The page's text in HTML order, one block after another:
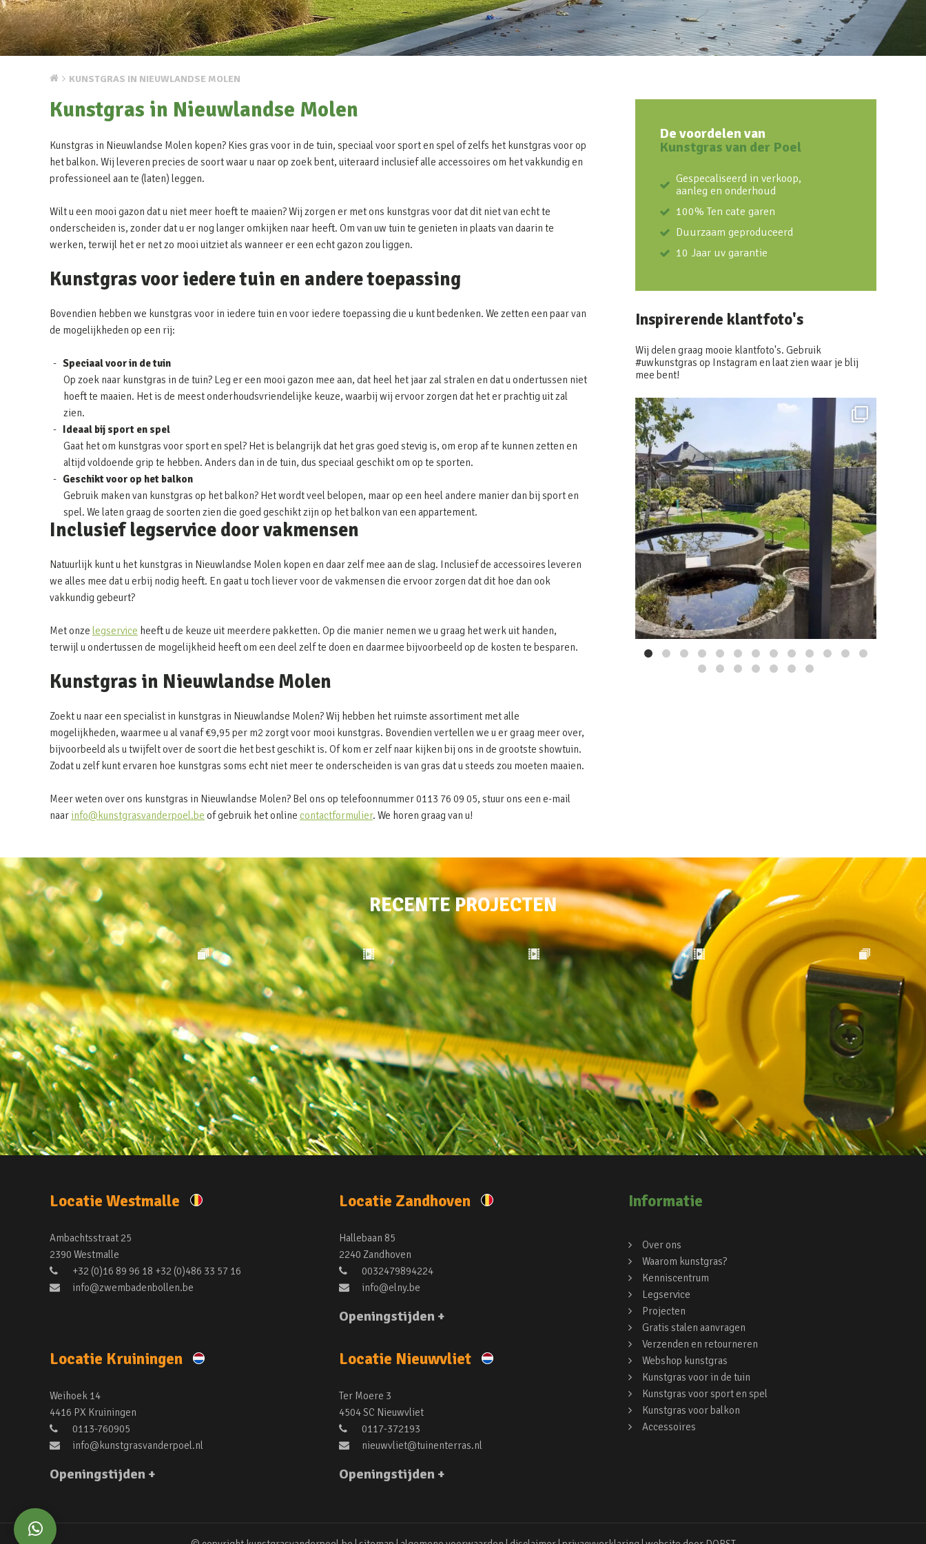
KUNSTGRAS IN NIEUWLANDSE MOLEN
Kunstgras in Nieuwlandse Molen
Kunstgras in Nieuwlandse Molen kopen? Kies gras voor in de tuin, speciaal voor sport en spel of zelfs het kunstgras voor op
het balkon. Wij leveren precies de soort waar u naar op zoek bent, uiteraard inclusief alle accessoires om het vakkundig en
professioneel aan te (laten) leggen.
Wilt u een mooi gazon dat u niet meer hoeft te maaien? Wij zorgen er met ons kunstgras voor dat dit niet van echt te
onderscheiden is, zonder dat u er nog langer omkijken naar heeft. Om van uw tuin te genieten in plaats van daarin te
werken, terwijl het er net zo mooi uitziet als wanneer er een echt gazon zou liggen.
Kunstgras voor iedere tuin en andere toepassing
Bovendien hebben we kunstgras voor in iedere tuin en voor iedere toepassing die u kunt bedenken. We zetten een paar van
de mogelijkheden op een rij:
Speciaal voor in de tuin
Op zoek naar kunstgras in de tuin? Leg er een mooi gazon mee aan, dat heel het jaar zal stralen en dat u ondertussen niet
hoeft te maaien. Het is de meest onderhoudsvriendelijke keuze, waarbij wij ervoor zorgen dat het er prachtig uit zal
zien.
Ideaal bij sport en spel
Gaat het om kunstgras voor sport en spel? Het is belangrijk dat het gras goed stevig is, om erop af te kunnen zetten en
altijd voldoende grip te hebben. Anders dan in de tuin, dus speciaal geschikt om op te sporten.
Geschikt voor op het balkon
Gebruik maken van kunstgras op het balkon? Het wordt veel belopen, maar op een heel andere manier dan bij sport en
spel. We laten graag de soorten zien die goed geschikt zijn op het balkon van een appartement.
Inclusief legservice door vakmensen
Natuurlijk kunt u het kunstgras in Nieuwlandse Molen kopen en daar zelf mee aan de slag. Inclusief de accessoires leveren
we alles mee dat u erbij nodig heeft. En gaat u toch liever voor de vakmensen die ervoor zorgen dat dit hoe dan ook
vakkundig gebeurt?
Met onze legservice heeft u de keuze uit meerdere pakketten. Op die manier nemen we u graag het werk uit handen,
terwijl u ondertussen de mogelijkheid heeft om een deel zelf te doen en daarmee bijvoorbeeld op de kosten te besparen.
Kunstgras in Nieuwlandse Molen
Zoekt u naar een specialist in kunstgras in Nieuwlandse Molen? Wij hebben het ruimste assortiment met alle
mogelijkheden, waarmee u al vanaf €9,95 per m2 zorgt voor mooi kunstgras. Bovendien vertellen we u er graag meer over,
bijvoorbeeld als u twijfelt over de soort die het best geschikt is. Of kom er zelf naar kijken bij ons in de grootste showtuin.
Zodat u zelf kunt ervaren hoe kunstgras soms echt niet meer te onderscheiden is van gras dat u steeds zou moeten maaien.
Meer weten over ons kunstgras in Nieuwlandse Molen? Bel ons op telefoonnummer 0113 76 09 05, stuur ons een e-mail
naar info@kunstgrasvanderpoel.be of gebruik het online contactformulier. We horen graag van u!
De voordelen van
Kunstgras van der Poel
Gespecaliseerd in verkoop,
aanleg en onderhoud
100% Ten cate garen
Duurzaam geproduceerd
10 Jaar uv garantie
Inspirerende klantfoto's
Wij delen graag mooie klantfoto's. Gebruik
#uwkunstgras op Instagram en laat zien waar je blij
mee bent!
Mei 3
RECENTE PROJECTEN
Locatie Westmalle
Ambachtsstraat 25
2390 Westmalle
+32 (0)16 89 96 18 +32 (0)486 33 57 16
info@zwembadenbollen.be
Locatie Zandhoven
Hallebaan 85
2240 Zandhoven
0032479894224
info@elny.be
Openingstijden +
Locatie Kruiningen
Weihoek 14
4416 PX Kruiningen
0113-760905
info@kunstgrasvanderpoel.nl
Openingstijden +
Locatie Nieuwvliet
Ter Moere 3
4504 SC Nieuwvliet
0117-372193
nieuwvliet@tuinenterras.nl
Openingstijden +
Informatie
Over ons
Waarom kunstgras?
Kenniscentrum
Legservice
Projecten
Gratis stalen aanvragen
Verzenden en retourneren
Webshop kunstgras
Kunstgras voor in de tuin
Kunstgras voor sport en spel
Kunstgras voor balkon
Accessoires